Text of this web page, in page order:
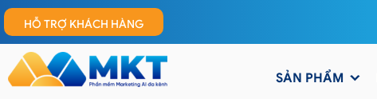
HỖ TRỢ KHÁCH HÀNG
SẢN PHẨM